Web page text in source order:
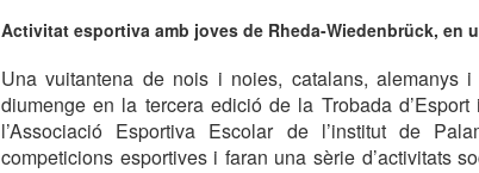
Activitat esportiva amb joves de Rheda-Wiedenbrück, en
Una vuitantena de nois i noies, catalans, alemanys
diumenge en la tercera edició de la Trobada d’Esport
l’Associació Esportiva Escolar de l’institut de
competicions esportives i faran una sèrie d’activitats